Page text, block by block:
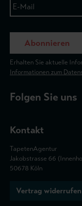
Abonnieren
Erhalten Sie aktuelle
Informationen zum
Folgen Sie uns
Kontakt
TapetenAgentur
Jakobstrasse 66
50678 Köln
Vertrag widerrufen